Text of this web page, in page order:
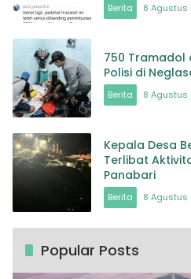
Berita 8 Agustus
750 Tramadol
Polisi di
Berita 8 Agustus
Kepala Desa
Terlibat
Panabari
Berita 8 Agustus
Popular Posts